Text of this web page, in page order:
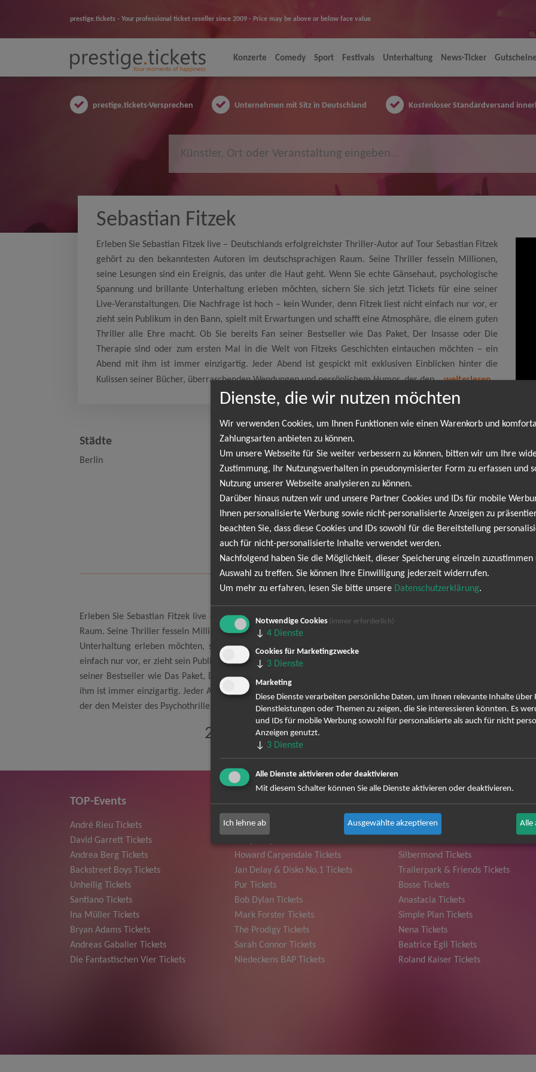
prestige.tickets - Your professional ticket reseller since 2009 - Price may be above or below face value
Konzerte Comedy Sport Festivals Unterhaltung News-Ticker Gutscheine
prestige.tickets-Versprechen Unternehmen mit Sitz in Deutschland Kostenloser Standardversand
Sebastian Fitzek
Erleben Sie Sebastian Fitzek live – Deutschlands erfolgreichster Thriller-Autor auf Tour Sebastian Fitzek
gehört zu den bekanntesten Autoren im deutschsprachigen Raum. Seine Thriller fesseln Millionen,
seine Lesungen sind ein Ereignis, das unter die Haut geht. Wenn Sie echte Gänsehaut, psychologische
Spannung und brillante Unterhaltung erleben möchten, sichern Sie sich jetzt Tickets für eine seiner
Live-Veranstaltungen. Die Nachfrage ist hoch – kein Wunder, denn Fitzek liest nicht einfach nur vor, er
zieht sein Publikum in den Bann, spielt mit Erwartungen und schafft eine Atmosphäre, die einem guten
Thriller alle Ehre macht. Ob Sie bereits Fan seiner Bestseller wie Das Paket, Der Insasse oder Die
Therapie sind oder zum ersten Mal in die Welt von Fitzeks Geschichten eintauchen möchten – ein
Abend mit ihm ist immer einzigartig. Jeder Abend ist gespickt mit exklusiven Einblicken hinter die
Kulissen seiner Bücher, überraschenden Wendungen und persönlichem Humor, der den...weiterlesen
Städte
Berlin
20 Jahre Sebastian Fitzek - Die einmalige
Termine
Berlin
Waldbühne
08.08.2026
Sebastian Fitzek
Erleben Sie Sebastian Fitzek live – Deutschlands erfolgreichster Thriller-Autor auf Tour Sebastian Fitzek gehört zu
Raum. Seine Thriller fesseln Millionen, seine Lesungen sind ein Ereignis, das unter die Haut geht. Wenn Sie echte
Unterhaltung erleben möchten, sichern Sie sich jetzt Tickets für eine seiner Live-Veranstaltungen. Die
einfach nur vor, er zieht sein Publikum in den Bann, spielt mit Erwartungen und schafft eine Atmosphäre, die einem
seiner Bestseller wie Das Paket, Der Insasse oder Die Therapie sind oder zum ersten Mal in die Welt von Fitzeks
ihm ist immer einzigartig. Jeder Abend ist gespickt mit exklusiven Einblicken hinter die Kulissen seiner Bücher,
der den Meister des Psychothrillers von einer ganz neuen Seite zeigt.
20 Jahre Sebastian Fitzek - Die einmalige
TOP-Events
André Rieu Tickets
David Garrett Tickets
Andrea Berg Tickets
Backstreet Boys Tickets
Unheilig Tickets
Santiano Tickets
Ina Müller Tickets
Bryan Adams Tickets
Andreas Gabalier Tickets
Die Fantastischen Vier Tickets
Herbert Grönemeyer Tickets
Howard Carpendale Tickets
Jan Delay & Disko No.1 Tickets
Pur Tickets
Bob Dylan Tickets
Mark Forster Tickets
The Prodigy Tickets
Sarah Connor Tickets
Niedeckens BAP Tickets
Judas Priest Tickets
Silbermond Tickets
Trailerpark & Friends Tickets
Bosse Tickets
Anastacia Tickets
Simple Plan Tickets
Nena Tickets
Beatrice Egli Tickets
Roland Kaiser Tickets
Dienste, die wir nutzen möchten
Wir verwenden Cookies, um Ihnen Funktionen wie einen Warenkorb und
Zahlungsarten anbieten zu können.
Um unsere Webseite für Sie weiter verbessern zu können, bitten wir um Ihre
Zustimmung, Ihr Nutzungsverhalten in pseudonymisierter Form zu erfassen und
Nutzung unserer Webseite analysieren zu können.
Darüber hinaus nutzen wir und unsere Partner Cookies und IDs für mobile
Ihnen personalisierte Werbung sowie nicht-personalisierte Anzeigen zu
beachten Sie, dass diese Cookies und IDs sowohl für die Bereitstellung
auch für nicht-personalisierte Inhalte verwendet werden.
Nachfolgend haben Sie die Möglichkeit, dieser Speicherung einzeln zuzustimmen
Auswahl zu treffen. Sie können Ihre Einwilligung jederzeit widerrufen.
Um mehr zu erfahren, lesen Sie bitte unsere Datenschutzerklärung.
Notwendige Cookies (immer erforderlich)
↓ 4 Dienste
Cookies für Marketingzwecke
↓ 3 Dienste
Marketing
Diese Dienste verarbeiten persönliche Daten, um Ihnen relevante Inhalte über
Dienstleistungen oder Themen zu zeigen, die Sie interessieren könnten. Es
und IDs für mobile Werbung sowohl für personalisierte als auch für nicht
Anzeigen genutzt.
↓ 3 Dienste
Alle Dienste aktivieren oder deaktivieren
Mit diesem Schalter können Sie alle Dienste aktivieren oder deaktivieren.
Ich lehne ab Ausgewählte akzeptieren Alle